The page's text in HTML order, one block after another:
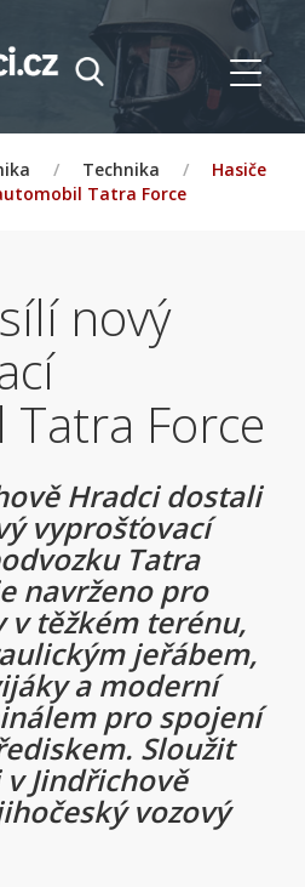
/ Technika /
Hasiče
Tatra Force
nový
Force
Hradci dostali
vyprošťovací
Tatra
navrženo pro
v těžkém terénu,
jeřábem,
a moderní
pro spojení
Sloužit
Jindřichově
vozový